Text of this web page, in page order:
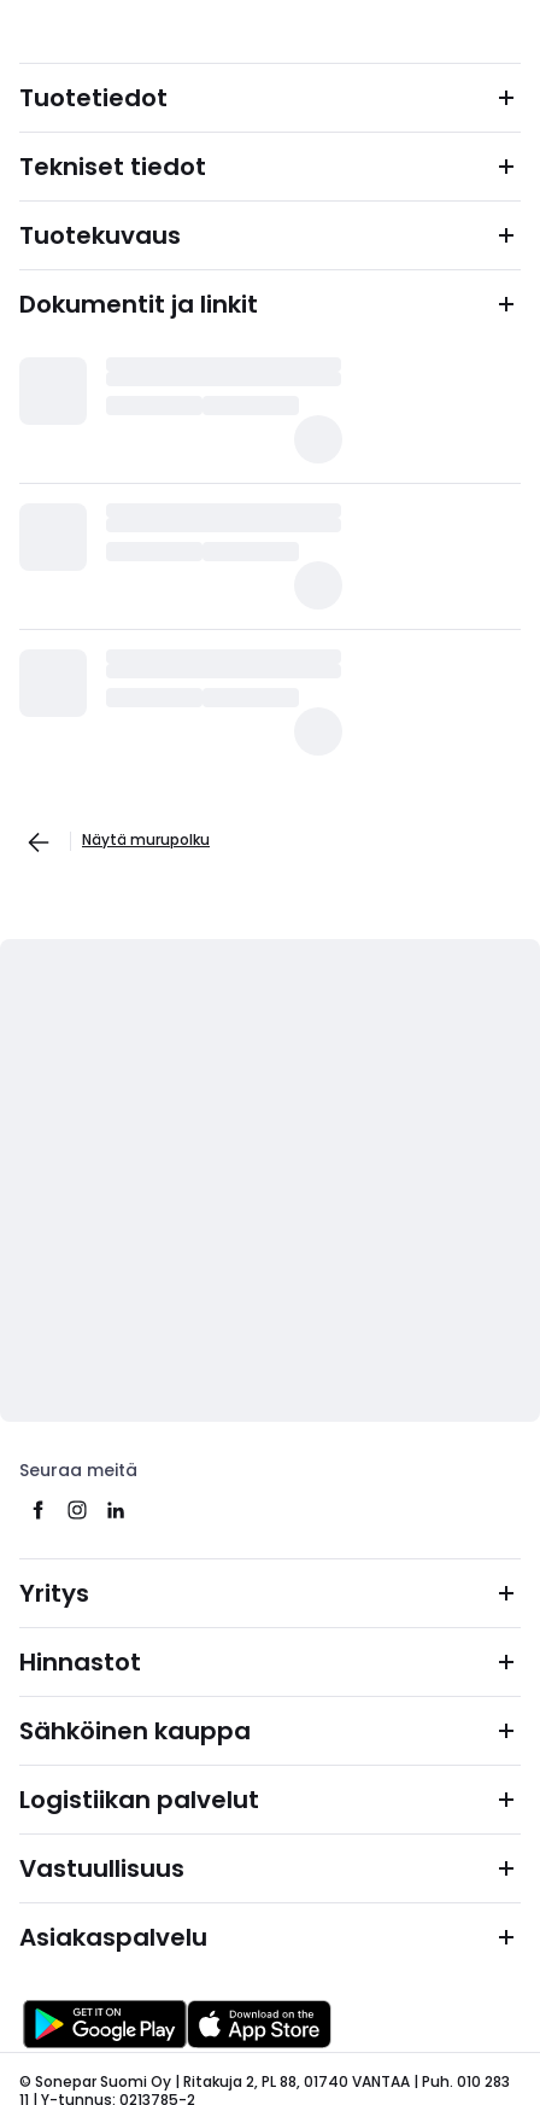
Tuotetiedot
Tekniset tiedot
Tuotekuvaus
Dokumentit ja linkit
Näytä murupolku
Seuraa meitä
Yritys
Hinnastot
Sähköinen kauppa
Logistiikan palvelut
Vastuullisuus
Asiakaspalvelu
© Sonepar Suomi Oy | Ritakuja 2, PL 88, 01740 VANTAA | Puh. 010 283
11 | Y-tunnus: 0213785-2